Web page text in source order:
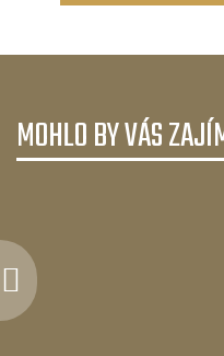
MOHLO BY VÁS